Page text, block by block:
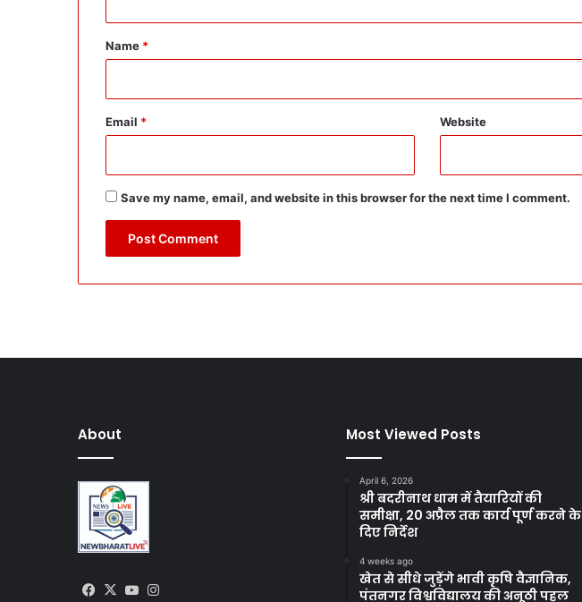
*
Name *
Email * Website
Save my name, email, and website in this browser for the next time I comment.
About
Facebook
X YouTube
Most Viewed Posts
April 6, 2026
श्री बदरीनाथ धाम में तैयारियों की
समीक्षा, 20 अप्रैल तक कार्य पूर्ण करने के
दिए निर्देश
4 weeks ago
खेत से सीधे जुड़ेंगे भावी कृषि वैज्ञानिक,
पंतनगर विश्वविद्यालय की अनूठी पहल